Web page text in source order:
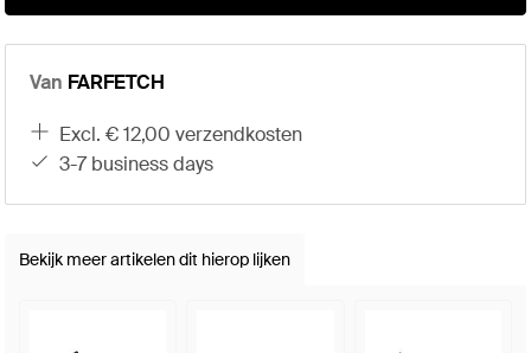
Van FARFETCH
excl. € 12,00 verzendkosten
3-7 business days
Bekijk meer artikelen dit hierop lijken